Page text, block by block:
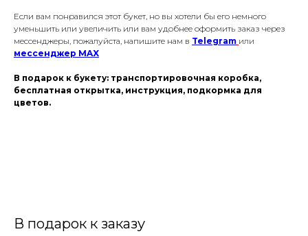
Если вам понравился этот букет, но вы хотели бы его немного
уменьшить или увеличить или вам удобнее оформить заказ через
мессенджеры, пожалуйста, напишите нам в Telegram или
мессенджер MAX
В подарок к букету: транспортировочная коробка,
бесплатная открытка, инструкция, подкормка для
цветов.
В подарок к заказу